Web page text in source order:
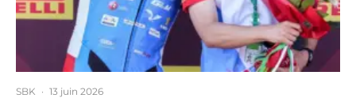
SBK · 13 juin 2026